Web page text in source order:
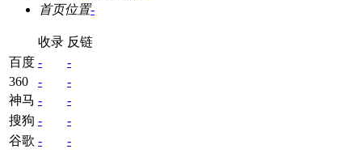
首页位置-
收录 反链
百度 -
-
360
-
-
神马 -
-
搜狗 -
-
谷歌 - -